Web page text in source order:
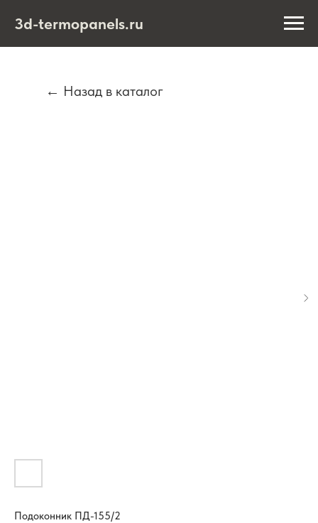
3d-termopanels.ru
← Назад в каталог
Подоконник ПД-155/2